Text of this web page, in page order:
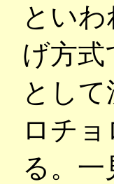
とい
げ方
とし
ロチ
る。